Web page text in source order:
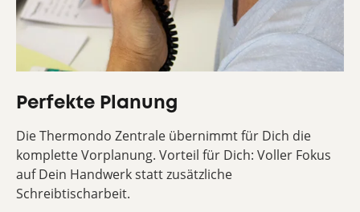
Perfekte Planung
Die Thermondo Zentrale übernimmt für Dich die
komplette Vorplanung. Vorteil für Dich: Voller Fokus
auf Dein Handwerk statt zusätzliche
Schreibtischarbeit.